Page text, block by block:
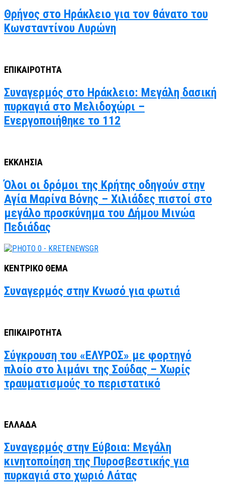
Θρήνος στο Ηράκλειο για τον θάνατο του
Κωνσταντίνου Λυρώνη
ΕΠΙΚΑΙΡΟΤΗΤΑ
Συναγερμός στο Ηράκλειο: Μεγάλη δασική
πυρκαγιά στο Μελιδοχώρι –
Ενεργοποιήθηκε το 112
ΕΚΚΛΗΣΙΑ
Όλοι οι δρόμοι της Κρήτης οδηγούν στην
Αγία Μαρίνα Βόνης – Χιλιάδες πιστοί στο
μεγάλο προσκύνημα του Δήμου Μινώα
Πεδιάδας
ΚΕΝΤΡΙΚΟ ΘΕΜΑ
Συναγερμός στην Κνωσό για φωτιά
ΕΠΙΚΑΙΡΟΤΗΤΑ
Σύγκρουση του «ΕΛΥΡΟΣ» με φορτηγό
πλοίο στο λιμάνι της Σούδας – Χωρίς
τραυματισμούς το περιστατικό
ΕΛΛΑΔΑ
Συναγερμός στην Εύβοια: Μεγάλη
κινητοποίηση της Πυροσβεστικής για
πυρκαγιά στο χωριό Λάτας